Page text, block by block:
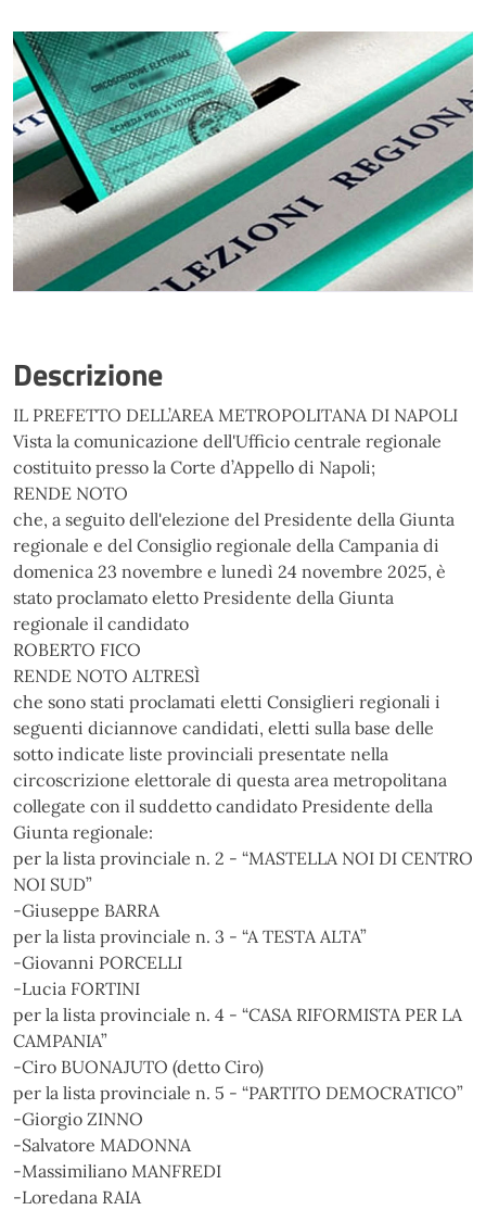
Descrizione
IL PREFETTO DELL’AREA METROPOLITANA DI NAPOLI
Vista la comunicazione dell'Ufficio centrale regionale
costituito presso la Corte d’Appello di Napoli;
RENDE NOTO
che, a seguito dell'elezione del Presidente della Giunta
regionale e del Consiglio regionale della Campania di
domenica 23 novembre e lunedì 24 novembre 2025, è
stato proclamato eletto Presidente della Giunta
regionale il candidato
ROBERTO FICO
RENDE NOTO ALTRESÌ
che sono stati proclamati eletti Consiglieri regionali i
seguenti diciannove candidati, eletti sulla base delle
sotto indicate liste provinciali presentate nella
circoscrizione elettorale di questa area metropolitana
collegate con il suddetto candidato Presidente della
Giunta regionale:
per la lista provinciale n. 2 - “MASTELLA NOI DI CENTRO
NOI SUD”
-Giuseppe BARRA
per la lista provinciale n. 3 - “A TESTA ALTA”
-Giovanni PORCELLI
-Lucia FORTINI
per la lista provinciale n. 4 - “CASA RIFORMISTA PER LA
CAMPANIA”
-Ciro BUONAJUTO (detto Ciro)
per la lista provinciale n. 5 - “PARTITO DEMOCRATICO”
-Giorgio ZINNO
-Salvatore MADONNA
-Massimiliano MANFREDI
-Loredana RAIA